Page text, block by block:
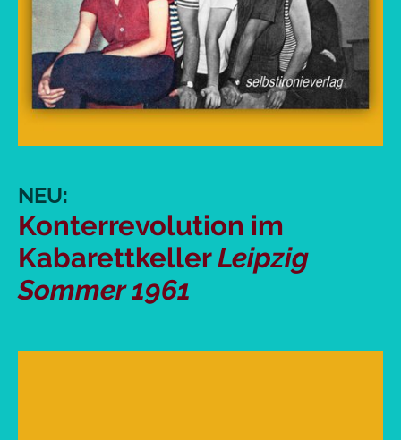
NEU:
Konterrevolution im
KabarettkellerLeipzig
Sommer 1961